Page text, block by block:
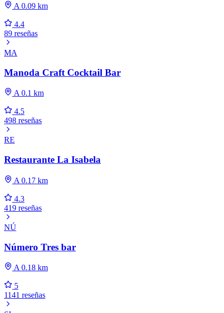
A 0.09 km
4.4
89 reseñas
MA
Manoda Craft Cocktail Bar
A 0.1 km
4.5
498 reseñas
RE
Restaurante La Isabela
A 0.17 km
4.3
419 reseñas
NÚ
Número Tres bar
A 0.18 km
5
1141 reseñas